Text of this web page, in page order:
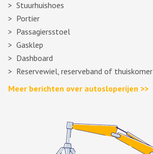
Stuurhuishoes
Portier
Passagiersstoel
Gasklep
Dashboard
Reservewiel, reserveband of thuiskomer
Meer berichten over autosloperijen >>